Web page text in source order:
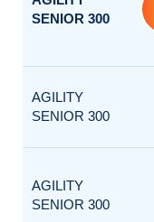
SENIOR 300
AGILITY
SENIOR 300
AGILITY
SENIOR 300